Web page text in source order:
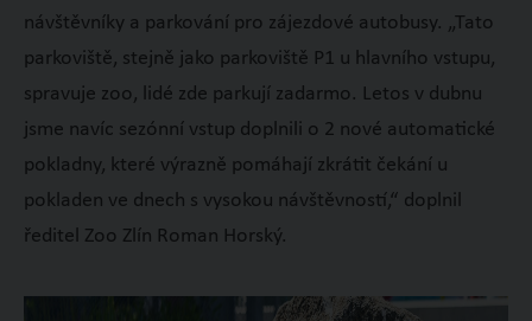
návštěvníky a parkování pro zájezdové autobusy. „Tato
parkoviště, stejně jako parkoviště P1 u hlavního vstupu,
spravuje zoo, lidé zde parkují zadarmo. Letos v dubnu
jsme navíc sezónní vstup doplnili o 2 nové automatické
pokladny, které výrazně pomáhají zkrátit čekání u
pokladen ve dnech s vysokou návštěvností,“ doplnil
ředitel Zoo Zlín Roman Horský.